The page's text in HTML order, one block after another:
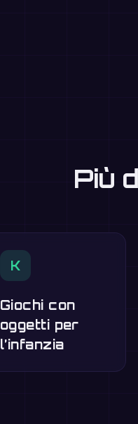
Più
K
Giochi con
oggetti per
l’infanzia